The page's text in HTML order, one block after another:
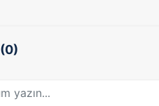
(0)